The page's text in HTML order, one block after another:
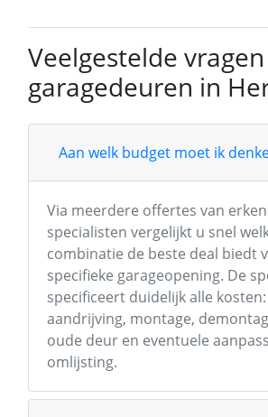
Veelgestelde
garagedeuren in
Aan welk budget moet ik
Via meerdere offertes van
specialisten vergelijkt u snel
combinatie de beste deal biedt
specifieke garageopening. De
specificeert duidelijk alle
aandrijving, montage,
oude deur en eventuele
omlijsting.